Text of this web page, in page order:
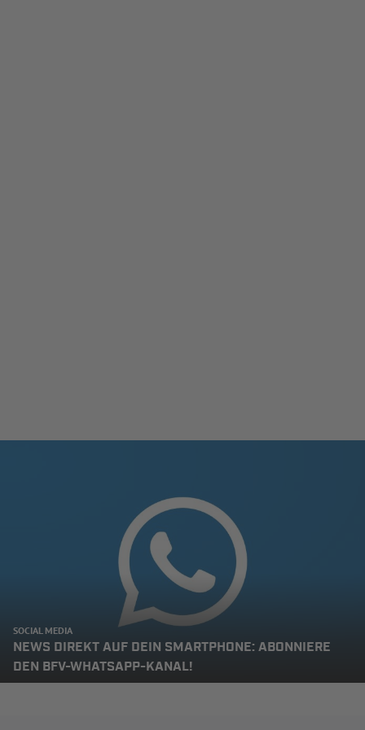
SOCIAL MEDIA
NEWS DIREKT AUF DEIN SMARTPHONE: ABONNIERE
DEN BFV-WHATSAPP-KANAL!